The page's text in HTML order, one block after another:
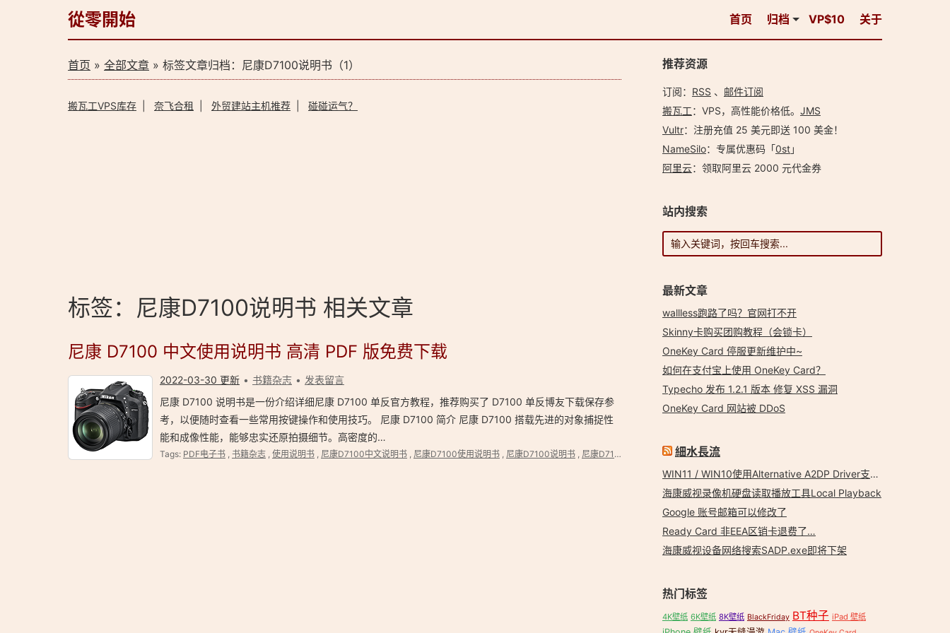
從零開始 首页 归档 VP$10 关于
首页 » 全部文章 » 标签文章归档：尼康D7100说明书（1）
搬瓦工VPS库存 奈飞合租 外贸建站主机推荐 碰碰运气？
标签：尼康D7100说明书 相关文章
尼康 D7100 中文使用说明书 高清 PDF 版免费下载
2022-03-30 更新 书籍杂志
发表留言
尼康 D7100 说明书是一份介绍详细尼康 D7100 单反官方教程，推荐购买了 D7100 单反博友下载保存参
考，以便随时查看一些常用按键操作和使用技巧。 尼康 D7100 简介 尼康 D7100 搭载先进的对象捕捉性
能和成像性能，能够忠实还原拍摄细节。高密度的…
Tags: PDF电子书 , 书籍杂志 , 使用说明书 , 尼康D7100中文说明书 , 尼康D7100使用说明书 , 尼康D7100说明书 , 尼康D7100说明书PDF , 尼康D7100说明书下载
推荐资源
订阅： RSS 、 邮件订阅
搬瓦工：VPS，高性能价格低。️ JMS
Vultr：注册充值 25 美元即送 100 美金！
NameSilo：专属优惠码「0st」
阿里云：领取阿里云 2000 元代金券
站内搜索
最新文章
wallless跑路了吗？官网打不开
Skinny卡购买团购教程（会锁卡）
OneKey Card 停服更新维护中~
如何在支付宝上使用 OneKey Card？
Typecho 发布 1.2.1 版本 修复 XSS 漏洞
OneKey Card 网站被 DDoS
細水長流
WIN11 / WIN10使用Alternative A2DP Driver支持LDAC
海康威视录像机硬盘读取播放工具Local Playback
Google 账号邮箱可以修改了
Ready Card 非EEA区销卡退费了…
海康威视设备网络搜索SADP.exe即将下架
热门标签
4K壁纸 6K壁纸 8K壁纸 BlackFriday BT种子 iPad 壁纸